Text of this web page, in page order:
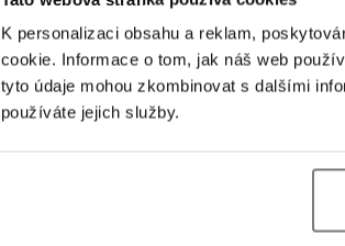
K personalizaci obsahu a reklam,
cookie. Informace o tom, jak náš web
tyto údaje mohou zkombinovat s dalšími
používáte jejich služby.